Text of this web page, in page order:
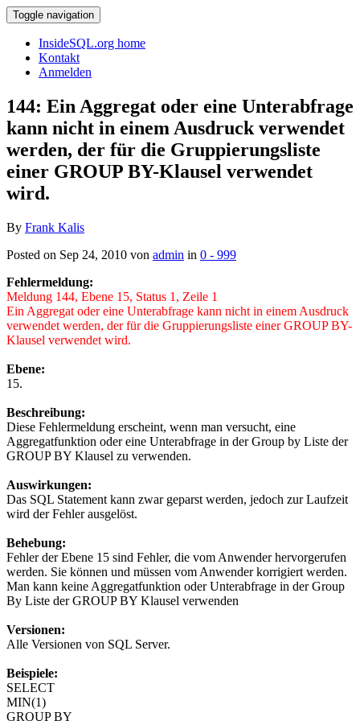
Toggle navigation
InsideSQL.org home
Kontakt
Anmelden
144: Ein Aggregat oder eine Unterabfrage
kann nicht in einem Ausdruck verwendet
werden, der für die Gruppierungsliste
einer GROUP BY-Klausel verwendet
wird.
By Frank Kalis
Posted on Sep 24, 2010 von admin in 0 - 999
Fehlermeldung:
Meldung 144, Ebene 15, Status 1, Zeile 1
Ein Aggregat oder eine Unterabfrage kann nicht in einem Ausdruck
verwendet werden, der für die Gruppierungsliste einer GROUP BY-
Klausel verwendet wird.
Ebene:
15.
Beschreibung:
Diese Fehlermeldung erscheint, wenn man versucht, eine
Aggregatfunktion oder eine Unterabfrage in der Group by Liste der
GROUP BY Klausel zu verwenden.
Auswirkungen:
Das SQL Statement kann zwar geparst werden, jedoch zur Laufzeit
wird der Fehler ausgelöst.
Behebung:
Fehler der Ebene 15 sind Fehler, die vom Anwender hervorgerufen
werden. Sie können und müssen vom Anwender korrigiert werden.
Man kann keine Aggregatfunktion oder Unterabfrage in der Group
By Liste der GROUP BY Klausel verwenden
Versionen:
Alle Versionen von SQL Server.
Beispiele:
SELECT
MIN(1)
GROUP BY